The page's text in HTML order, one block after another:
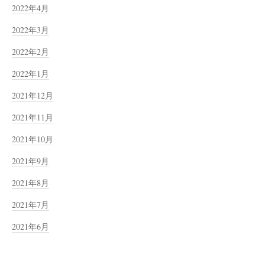
2022年4月
2022年3月
2022年2月
2022年1月
2021年12月
2021年11月
2021年10月
2021年9月
2021年8月
2021年7月
2021年6月